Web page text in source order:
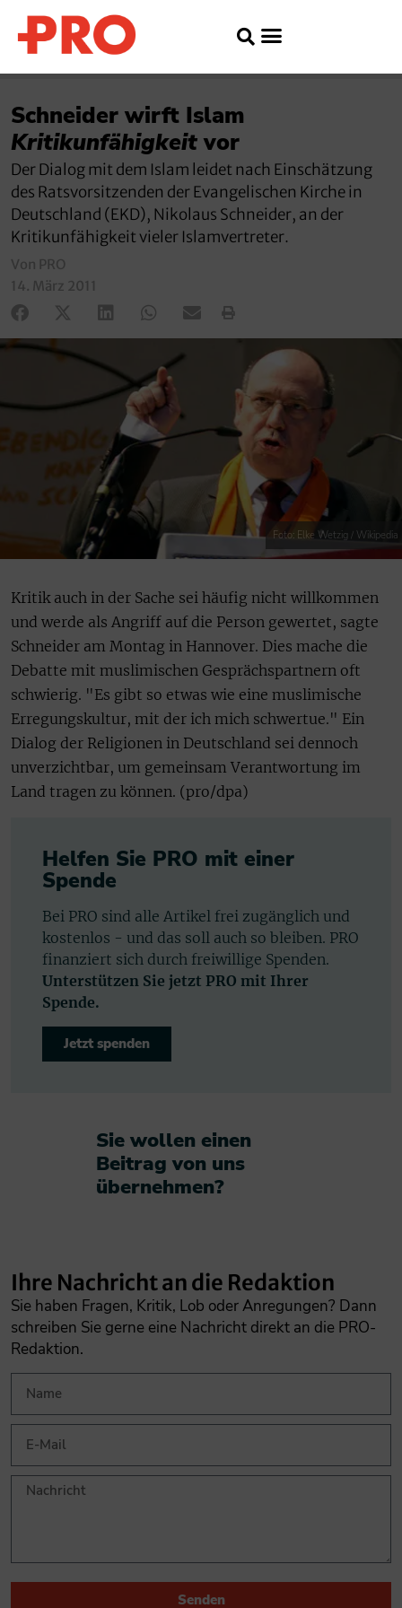
Schneider wirft Islam
Kritikunfähigkeit vor
Der Dialog mit dem Islam leidet nach Einschätzung
des Ratsvorsitzenden der Evangelischen Kirche in
Deutschland (EKD), Nikolaus Schneider, an der
Kritikunfähigkeit vieler Islamvertreter.
Von PRO
14. März 2011
Foto: Elke Wetzig / Wikipedia
Kritik auch in der Sache sei häufig nicht willkommen
und werde als Angriff auf die Person gewertet, sagte
Schneider am Montag in Hannover. Dies mache die
Debatte mit muslimischen Gesprächspartnern oft
schwierig. "Es gibt so etwas wie eine muslimische
Erregungskultur, mit der ich mich schwertue." Ein
Dialog der Religionen in Deutschland sei dennoch
unverzichtbar, um gemeinsam Verantwortung im
Land tragen zu können. (pro/dpa)
Helfen Sie PRO mit einer
Spende
Bei PRO sind alle Artikel frei zugänglich und
kostenlos - und das soll auch so bleiben. PRO
finanziert sich durch freiwillige Spenden.
Unterstützen Sie jetzt PRO mit Ihrer
Spende.
Jetzt spenden
Sie wollen einen
Beitrag von uns
übernehmen?​
Ihre Nachricht an die Redaktion
Sie haben Fragen, Kritik, Lob oder Anregungen? Dann
schreiben Sie gerne eine Nachricht direkt an die PRO-
Redaktion.
Senden